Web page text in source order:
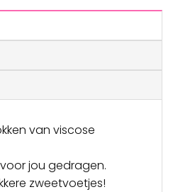
van viscose
jou gedragen.
zweetvoetjes!